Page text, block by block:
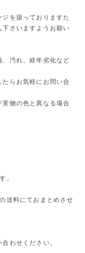
を扱っておりますた
さいますようお願い
汚れ、経年劣化など
らお気軽にお問い合
物の色と異なる場合
。
送料にておまとめさせ
わせください。